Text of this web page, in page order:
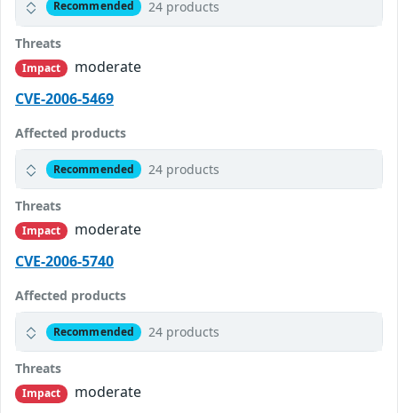
Recommended 24 products
Threats
Impact
moderate
CVE-2006-5469
Affected products
Recommended 24 products
Threats
Impact
moderate
CVE-2006-5740
Affected products
Recommended 24 products
Threats
Impact
moderate